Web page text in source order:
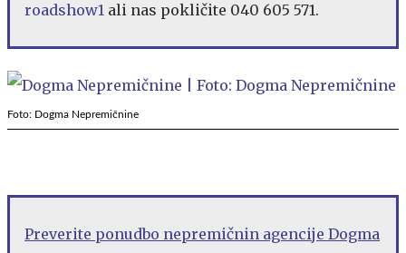
roadshow1 ali nas pokličite 040 605 571.
Foto: Dogma Nepremičnine
Preverite ponudbo nepremičnin agencije Dogma